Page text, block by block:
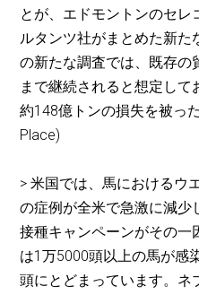
とが、エドモントンのセ
ルタンツ社がまとめた新た
の新たな調査では、既存
まで継続されると想定し
約148億トンの損失を被っ
Place)
> 米国では、馬におけるウ
の症例が全米で急激に減少
接種キャンペーンがその一
は1万5000頭以上の馬が感
頭にとどまっています。ネ